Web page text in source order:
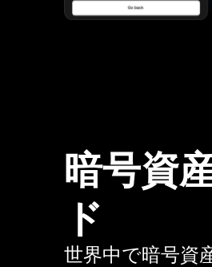
暗号資
ド
世界中で暗号資